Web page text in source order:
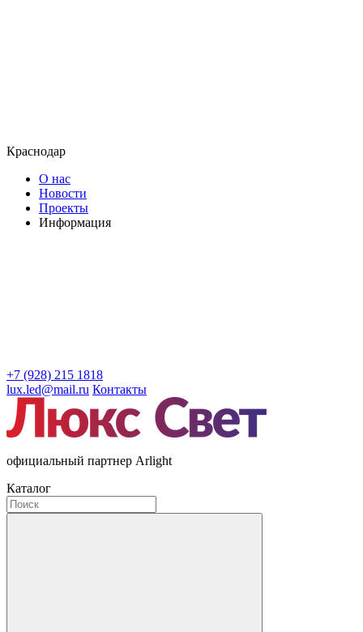
Краснодар
О нас
Новости
Проекты
Информация
+7 (928) 215 1818
lux.led@mail.ru Контакты
официальный партнер Arlight
Каталог